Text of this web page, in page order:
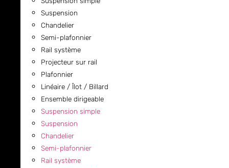
Suspension
Chandelier
Semi-plafonnier
Rail système
Projecteur sur rail
Plafonnier
Linéaire / Îlot / Billard
Ensemble dirigeable
Suspension simple
Suspension
Chandelier
Semi-plafonnier
Rail système